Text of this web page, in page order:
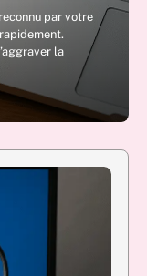
par votre
la